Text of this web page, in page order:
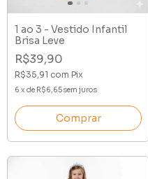
1 ao 3 - Vestido Infantil
Brisa Leve
R$39,90
R$35,91 com Pix
6 x de R$6,65sem juros
Comprar